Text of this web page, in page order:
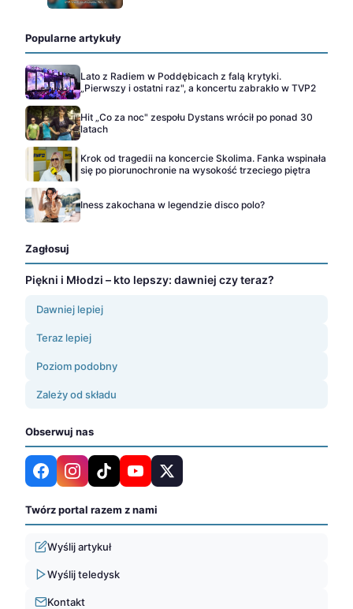
Popularne artykuły
Lato z Radiem w Poddębicach z falą krytyki.
„Pierwszy i ostatni raz", a koncertu zabrakło w TVP2
Hit „Co za noc" zespołu Dystans wrócił po ponad 30
latach
Krok od tragedii na koncercie Skolima. Fanka wspinała
się po piorunochronie na wysokość trzeciego piętra
Iness zakochana w legendzie disco polo?
Zagłosuj
Piękni i Młodzi – kto lepszy: dawniej czy teraz?
Dawniej lepiej
Teraz lepiej
Poziom podobny
Zależy od składu
Obserwuj nas
Twórz portal razem z nami
Wyślij artykuł
Wyślij teledysk
Kontakt